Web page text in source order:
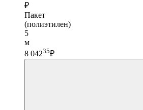
₽
Пакет
(полиэтилен)
5
м
8 04235₽